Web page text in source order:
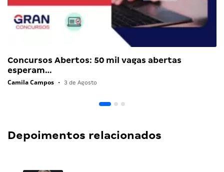
Concursos Abertos: 50 mil vagas abertas
esperam…
Camila Campos • 3 de Agosto
Depoimentos relacionados